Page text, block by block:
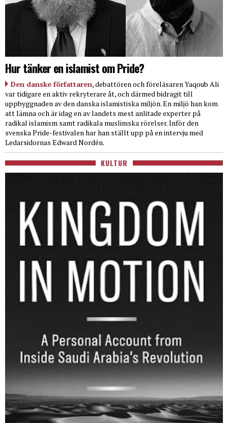
Hur tänker en islamist om Pride?
Den danske författaren, debattören och föreläsaren Yaqoub Ali
var tidigare en aktiv rekryterare åt, och därmed bidragit till
uppbyggnaden av den danska islamistiska miljön. En miljö han kom
att lämna och är idag en av landets mest anlitade experter på
radikal islamism samt radikala muslimska rörelser. Inför den
svenska Pride-festivalen har han ställt upp på en intervju med
Ledarsidornas Edward Nordén.
KULTUR